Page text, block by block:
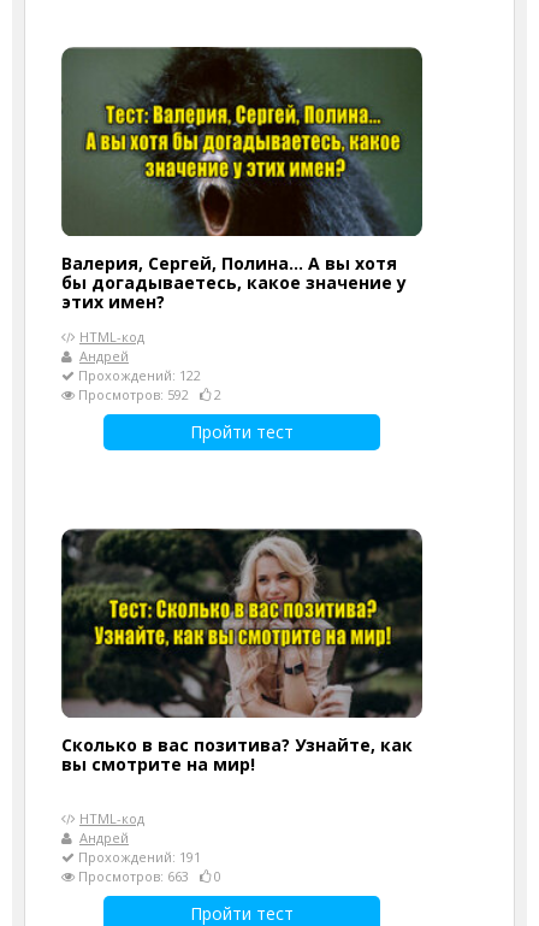
Валерия, Сергей, Полина... А вы хотя
бы догадываетесь, какое значение у
этих имен?
HTML-код
Андрей
Прохождений: 122
Просмотров: 592
2
Пройти тест
Сколько в вас позитива? Узнайте, как
вы смотрите на мир!
HTML-код
Андрей
Прохождений: 191
Просмотров: 663
0
Пройти тест